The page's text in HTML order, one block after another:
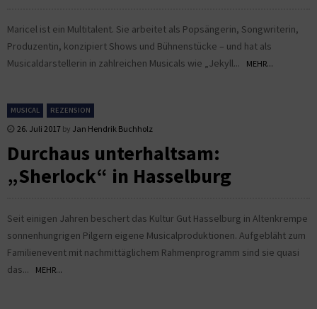
Maricel ist ein Multitalent. Sie arbeitet als Popsängerin, Songwriterin,
Produzentin, konzipiert Shows und Bühnenstücke – und hat als
Musicaldarstellerin in zahlreichen Musicals wie „Jekyll...
MEHR...
MUSICAL REZENSION
26. Juli 2017 by Jan Hendrik Buchholz
Durchaus unterhaltsam:
„Sherlock“ in Hasselburg
Seit einigen Jahren beschert das Kultur Gut Hasselburg in Altenkrempe
sonnenhungrigen Pilgern eigene Musicalproduktionen. Aufgebläht zum
Familienevent mit nachmittäglichem Rahmenprogramm sind sie quasi
das...
MEHR...